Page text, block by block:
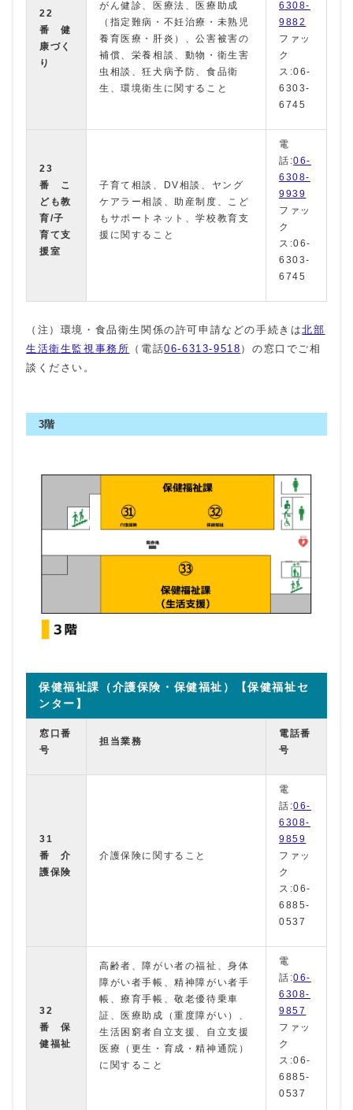
22
番 健
康づく
り
がん健診、医療法、医療助成
（指定難病・不妊治療・未熟児
養育医療・肝炎）、公害被害の
補償、栄養相談、動物・衛生害
虫相談、狂犬病予防、食品衛
生、環境衛生に関すること
6308-
9882
ファッ
ク
ス:06-
6303-
6745
23
番 こ
ども教
育/子
育て支
援室
子育て相談、DV相談、ヤング
ケアラー相談、助産制度、こど
もサポートネット、学校教育支
援に関すること
電
話:06-
6308-
9939
ファッ
ク
ス:06-
6303-
6745
（注）環境・食品衛生関係の許可申請などの手続きは北部
生活衛生監視事務所 （電話06‐6313-9518 ）の窓口でご相
談ください。
3階
保健福祉課（介護保険・保健福祉）【保健福祉セ
ンター】
窓口番
号
担当業務
電話番
号
31
番介
護保険
介護保険に関すること
電
話:06-
6308-
9859
ファッ
ク
ス:06-
6885-
0537
32
番 保
健福祉
高齢者、障がい者の福祉、身体
障がい者手帳、精神障がい者手
帳、療育手帳、敬老優待乗車
証、医療助成（重度障がい）、
生活困窮者自立支援、自立支援
医療（更生・育成・精神通院）
に関すること
電
話:06-
6308-
9857
ファッ
ク
ス:06-
6885-
0537